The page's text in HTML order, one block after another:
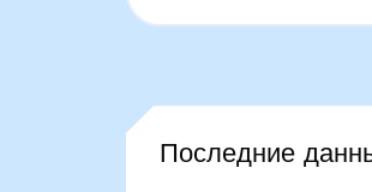
Последние